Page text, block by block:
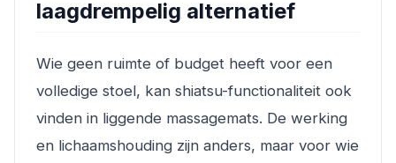
laagdrempelig alternatief
Wie geen ruimte of budget heeft voor een
volledige stoel, kan shiatsu-functionaliteit ook
vinden in liggende massagemats. De werking
en lichaamshouding zijn anders, maar voor wie